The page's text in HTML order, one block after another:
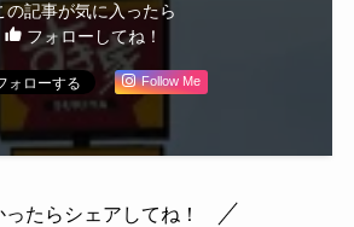
の記事が気に入ったら
フォローしてね！
Follow Me
ったらシェアしてね！